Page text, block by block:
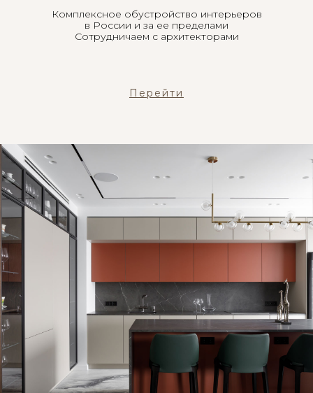
Перейти
Комплексное обустройство интерьеров
в России и за ее пределами
Сотрудничаем с архитекторами